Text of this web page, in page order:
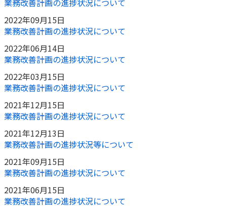
かんぽジャンクション
2022年09月15日
業務改善計画の進捗状況について
2022年06月14日
業務改善計画の進捗状況について
2022年03月15日
業務改善計画の進捗状況について
2021年12月15日
業務改善計画の進捗状況について
2021年12月13日
業務改善計画の進捗状況等について
2021年09月15日
業務改善計画の進捗状況について
2021年06月15日
業務改善計画の進捗状況について